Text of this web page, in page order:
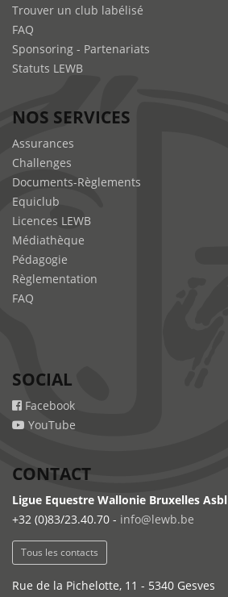
Trouver un club labélisé
FAQ
Sponsoring - Partenariats
Statuts LEWB
NOS SERVICES
Assurances
Challenges
Documents-Règlements
Equiclub
Licences LEWB
Médiathèque
Pédagogie
Règlementation
FAQ
SOCIAL
Facebook
YouTube
CONTACT
Ligue Equestre Wallonie Bruxelles Asbl
+32 (0)83/23.40.70 - info@lewb.be
Tous les contacts
Rue de la Pichelotte, 11 - 5340 Gesves